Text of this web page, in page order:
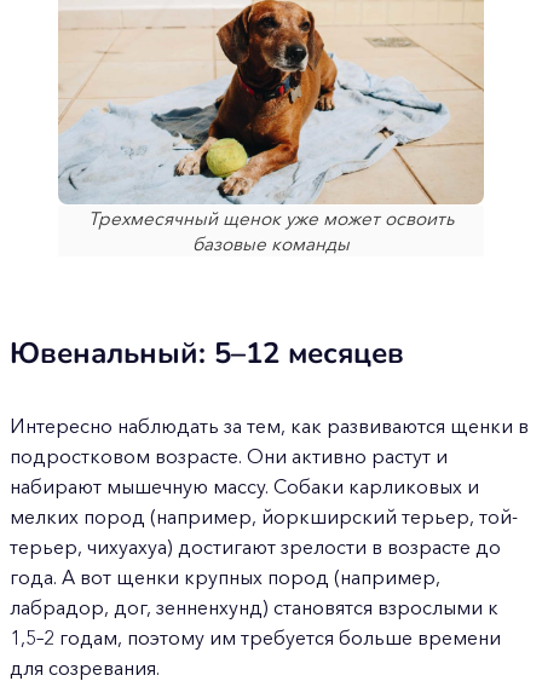
Трехмесячный щенок уже может освоить
базовые команды
Ювенальный: 5–12 месяцев
Интересно наблюдать за тем, как развиваются щенки в
подростковом возрасте. Они активно растут и
набирают мышечную массу. Собаки карликовых и
мелких пород (например, йоркширский терьер, той-
терьер, чихуахуа) достигают зрелости в возрасте до
года. А вот щенки крупных пород (например,
лабрадор, дог, зенненхунд) становятся взрослыми к
1,5–2 годам, поэтому им требуется больше времени
для созревания.